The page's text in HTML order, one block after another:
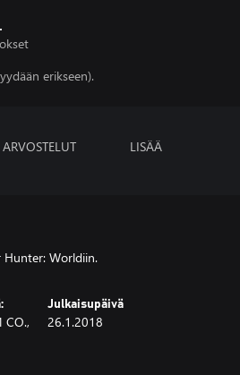
erikseen).
ARVOSTELUT LISÄÄ
Hunter: Worldiin.
CO.,
Julkaisupäivä
26.1.2018